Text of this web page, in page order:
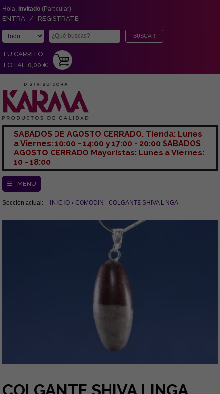
Hola, Invitado (Particular)
ENTRA / REGÍSTRATE
TU CARRITO
TOTAL: 0,00 €
SABADOS DE AGOSTO CERRADO. Tienda: Lunes
a Viernes: 10:00 - 14:00 y 17:00 - 20:00 SABADOS
AGOSTO CERRADO Mayoristas: Lunes a Viernes:
10 - 18:00
☰ MENU
Sección actual: INICIO COMODIN COLGANTE SHIVA LINGA
COLGANTE SHIVA LINGA